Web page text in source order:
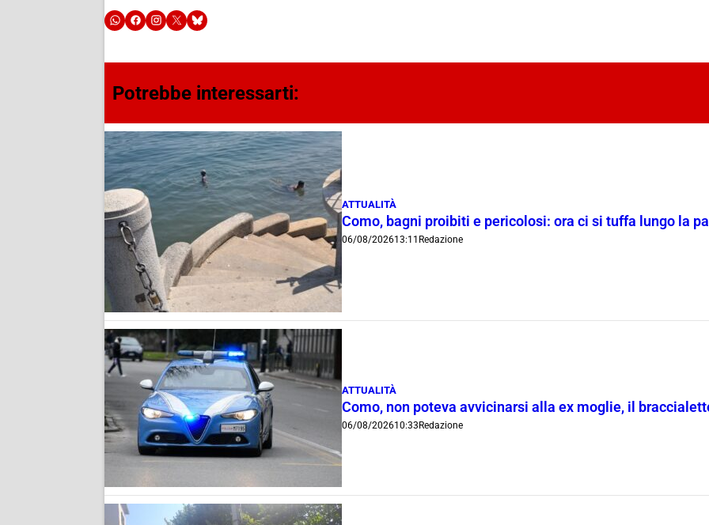
Potrebbe interessarti:
ATTUALITÀ
Como, bagni proibiti e pericolosi: ora ci si tuffa lungo la
06/08/202613:11 Redazione
ATTUALITÀ
Como, non poteva avvicinarsi alla ex moglie, il
06/08/202610:33 Redazione